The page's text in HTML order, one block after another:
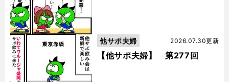
【他サポ夫婦】 第277回
2026.07.30更新
他サポ夫婦